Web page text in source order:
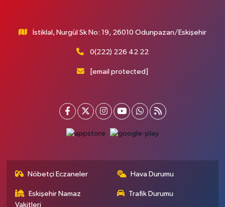
İstiklal, Nurgül Sk No: 19, 26010 Odunpazarı/Eskişehir
0(222) 226 42 22
[email protected]
Nöbetçi Eczaneler Hava Durumu
Eskişehir Namaz
Vakitleri
Trafik Durumu